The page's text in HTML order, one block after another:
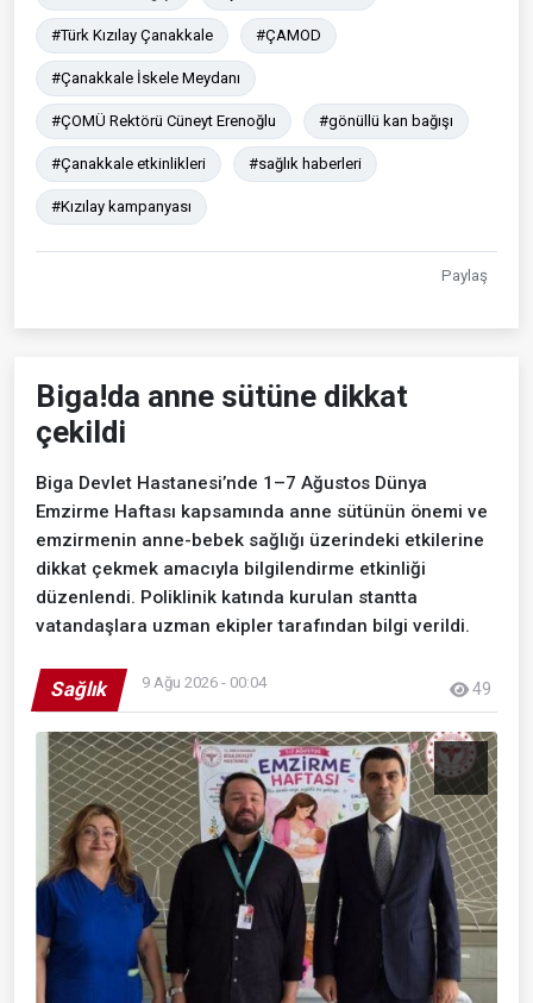
#Türk Kızılay Çanakkale #ÇAMOD
#Çanakkale İskele Meydanı
#ÇOMÜ Rektörü Cüneyt Erenoğlu #gönüllü kan bağışı
#Çanakkale etkinlikleri #sağlık haberleri
#Kızılay kampanyası
Paylaş
Biga!da anne sütüne dikkat
çekildi
Biga Devlet Hastanesi’nde 1–7 Ağustos Dünya
Emzirme Haftası kapsamında anne sütünün önemi ve
emzirmenin anne-bebek sağlığı üzerindeki etkilerine
dikkat çekmek amacıyla bilgilendirme etkinliği
düzenlendi. Poliklinik katında kurulan stantta
vatandaşlara uzman ekipler tarafından bilgi verildi.
Sağlık 9 Ağu 2026 - 00:04 49